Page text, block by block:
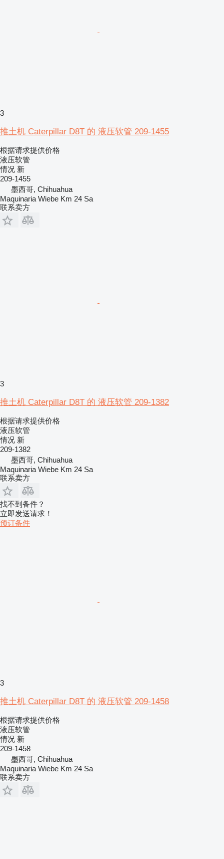
3
推土机 Caterpillar D8T 的 液压软管 209-1455
根据请求提供价格
液压软管
情况 新
209-1455
墨西哥, Chihuahua
Maquinaria Wiebe Km 24 Sa
联系卖方
3
推土机 Caterpillar D8T 的 液压软管 209-1382
根据请求提供价格
液压软管
情况 新
209-1382
墨西哥, Chihuahua
Maquinaria Wiebe Km 24 Sa
联系卖方
找不到备件？
立即发送请求！
预订备件
3
推土机 Caterpillar D8T 的 液压软管 209-1458
根据请求提供价格
液压软管
情况 新
209-1458
墨西哥, Chihuahua
Maquinaria Wiebe Km 24 Sa
联系卖方